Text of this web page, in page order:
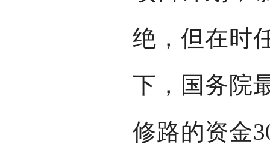
绝，但在时
下，国务院
修路的资金